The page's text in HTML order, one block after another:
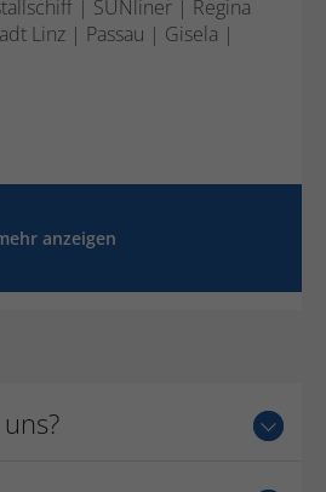
| SUNliner | Regina
Linz | Passau | Gisela |
anzeigen